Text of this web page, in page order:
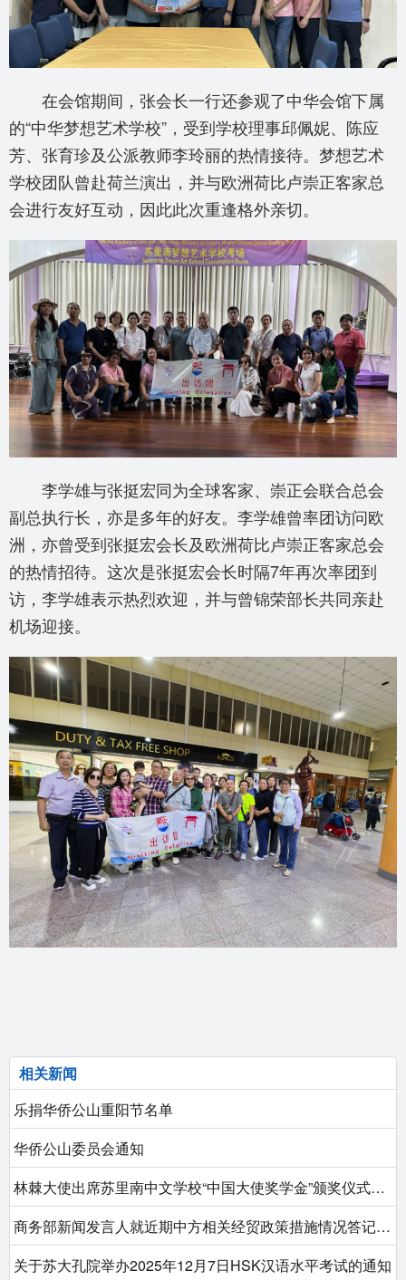
在会馆期间，张会长一行还参观了中华会馆下属
的“中华梦想艺术学校”，受到学校理事邱佩妮、陈应
芳、张育珍及公派教师李玲丽的热情接待。梦想艺术
学校团队曾赴荷兰演出，并与欧洲荷比卢崇正客家总
会进行友好互动，因此此次重逢格外亲切。
李学雄与张挺宏同为全球客家、崇正会联合总会
副总执行长，亦是多年的好友。李学雄曾率团访问欧
洲，亦曾受到张挺宏会长及欧洲荷比卢崇正客家总会
的热情招待。这次是张挺宏会长时隔7年再次率团到
访，李学雄表示热烈欢迎，并与曾锦荣部长共同亲赴
机场迎接。
相关新闻
乐捐华侨公山重阳节名单
华侨公山委员会通知
林棘大使出席苏里南中文学校“中国大使奖学金”颁奖仪式暨中文学校图书室落成仪式
商务部新闻发言人就近期中方相关经贸政策措施情况答记者问
关于苏大孔院举办2025年12月7日HSK汉语水平考试的通知